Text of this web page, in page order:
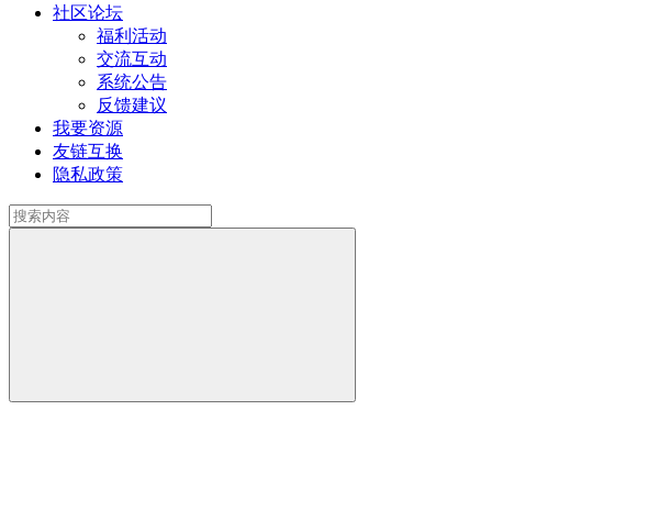
社区论坛
福利活动
交流互动
系统公告
反馈建议
我要资源
友链互换
隐私政策